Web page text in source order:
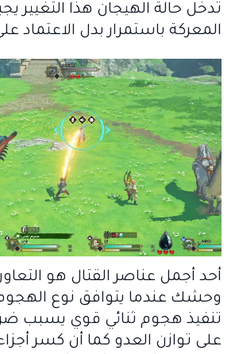
تدخل حالة الهيجان هذا التغيير
المعركة باستمرار بدل الاعتماد
أحد أجمل عناصر القتال هو
وحشك عندما يتوافق نوع الهجوم
تنفيذ هجوم ثنائي قوي يسبب
على توازن العدو كما أن كسر